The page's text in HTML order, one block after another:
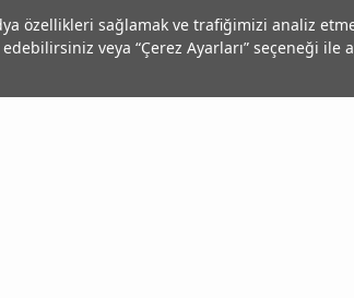
özellikleri sağlamak ve trafiğimizi analiz
veya “Çerez Ayarları” seçeneği ile